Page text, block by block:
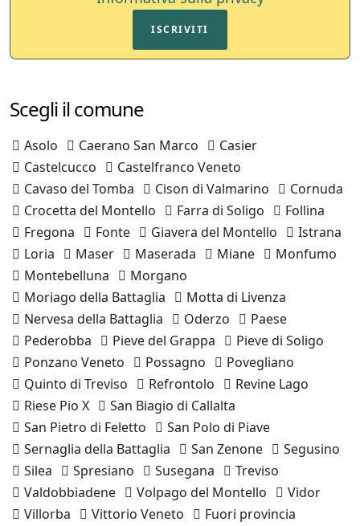
ISCRIVITI
Scegli il comune
Asolo Caerano San Marco
Casier
Castelcucco
Castelfranco Veneto
Cavaso del Tomba
Cison di Valmarino
Cornuda
Crocetta del Montello
Farra di Soligo
Follina
Fregona
Fonte Giavera del Montello
Istrana
Loria
Maser Maserada Miane
Monfumo
Montebelluna
Morgano
Moriago della Battaglia
Motta di Livenza
Nervesa della Battaglia
Oderzo
Paese
Pederobba
Pieve del Grappa
Pieve di Soligo
Ponzano Veneto
Possagno
Povegliano
Quinto di Treviso
Refrontolo
Revine Lago
Riese Pio X
San Biagio di Callalta
San Pietro di Feletto
San Polo di Piave
Sernaglia della Battaglia
San Zenone
Segusino
Silea
Spresiano Susegana
Treviso
Valdobbiadene
Volpago del Montello
Vidor
Villorba
Vittorio Veneto
Fuori provincia